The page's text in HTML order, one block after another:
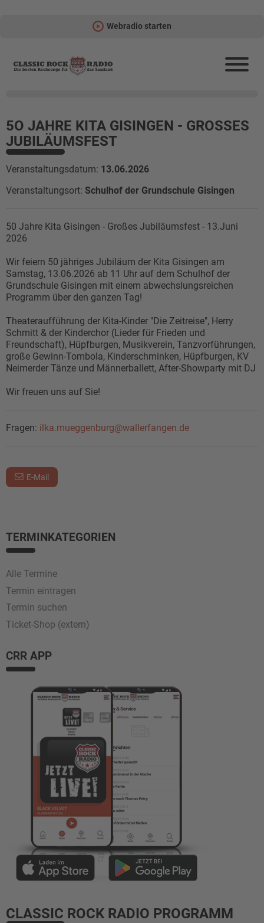
Webradio starten
5O JAHRE KITA GISINGEN - GROSSES J
UBILÄUMSFEST
Veranstaltungsdatum: 13.06.2026
Veranstaltungsort: Schulhof der Grundschule Gisingen
50 Jahre Kita Gisingen - Großes Jubiläumsfest - 13.Juni
2026
Wir feiern 50 jähriges Jubiläum der Kita Gisingen am
Samstag, 13.06.2026 ab 11 Uhr auf dem Schulhof der
Grundschule Gisingen mit einem abwechslungsreichen
Programm über den ganzen Tag!
Theateraufführung der Kita-Kinder "Die Zeitreise", Herry
Schmitt & der Kinderchor (Lieder für Frieden und
Freundschaft), Hüpfburgen, Musikverein, Tanzvorführungen,
große Gewinn-Tombola, Kinderschminken, Hüpfburgen, KV
Neimerder Tänze und Männerballett, After-Showparty mit DJ
Wir freuen uns auf Sie!
Fragen: ilka.mueggenburg@wallerfangen.de
E-Mail
TERMINKATEGORIEN
Alle Termine
Termin eintragen
Termin suchen
Ticket-Shop (extern)
CRR APP
CLASSIC ROCK RADIO PROGRAMM